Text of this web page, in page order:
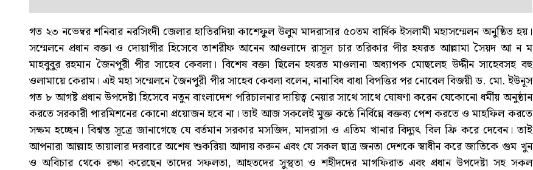
গত ২৩ নভেম্বর শনিবার নরসিংদী জেলার হাতিরদিয়া কাশেফুল উলুম মাদরাসার ৫০তম বার্ষিক ইসলামী মহাসম্মেলন অনুষ্ঠিত হয়।
সম্মেলনে প্রধান বক্তা ও দোয়াগীর হিসেবে তাশরীফ আনেন আওলাদে রাসূল চার তরিকার পীর হযরত আল্লামা সৈয়দ আ ন ম
মাহবুবুর রহমান জৈনপুরী পীর সাহেব কেবলা। বিশেষ বক্তা ছিলেন হযরত মাওলানা অধ্যাপক মোছলেহ উদ্দীন সাহেবসহ বহু
ওলামায়ে কেরাম। এই মহা সম্মেলনে জৈনপুরী পীর সাহেব কেবলা বলেন, নানাবিধ বাধা বিপত্তির পর নোবেল বিজয়ী ড. মো. ইউনূস
গত ৮ আগষ্ট প্রধান উপদেষ্টা হিসেবে নতুন বাংলাদেশ পরিচালনার দায়িত্ব নেয়ার সাথে সাথে ঘোষণা করেন যেকোনো ধর্মীয় অনুষ্ঠান
করতে সরকারী পারমিশনের কোনো প্রয়োজন হবে না। তাই আজ সকলেই মুক্ত কন্ঠে নির্বিঘ্নে বক্তব্য পেশ করতে ও মাহফিল করতে
সক্ষম হচ্ছেন। বিশ্বস্ত সূত্রে জানাগেছে যে বর্তমান সরকার মসজিদ, মাদরাসা ও এতিম খানার বিদ্যুৎ বিল ফ্রি করে দেবেন। তাই
আপনারা আল্লাহ তায়ালার দরবারে অশেষ শুকরিয়া আদায় করুন এবং যে সকল ছাত্র জনতা দেশকে স্বাধীন করে জাতিকে গুম খুন
ও অবিচার থেকে রক্ষা করেছেন তাদের সফলতা, আহতদের সুস্থতা ও শহীদদের মাগফিরাত এবং প্রধান উপদেষ্টা সহ সকল